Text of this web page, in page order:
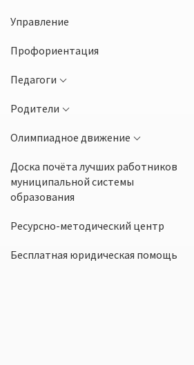
Управление
Профориентация
Педагоги
Родители
Олимпиадное движение
Доска почёта лучших работников
муниципальной системы
образования
Ресурсно-методический центр
Бесплатная юридическая помощь